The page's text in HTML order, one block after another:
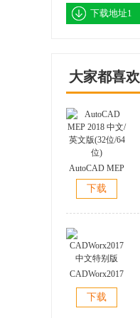
下载地址1
大家都喜欢
AutoCAD MEP
2018 中文/英文
版(32位/64位)
下载
CADWorx2017
中文特别版
下载